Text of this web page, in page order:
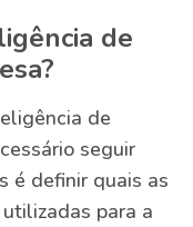
de
de
seguir
é definir quais as
para a